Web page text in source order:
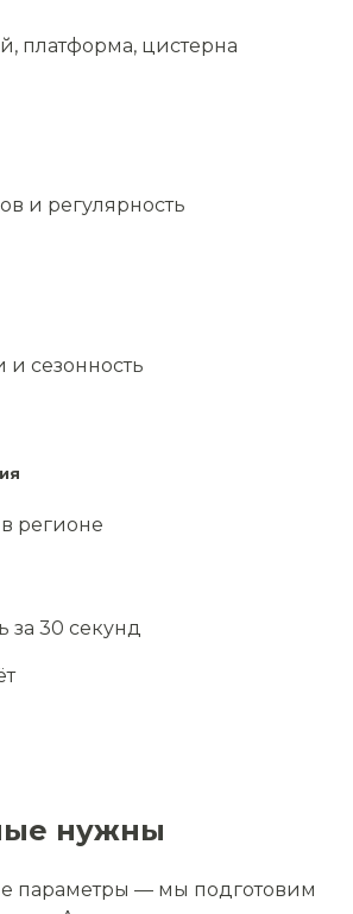
платформа, цистерна
и регулярность
и сезонность
регионе
за 30 секунд
нужны
параметры — мы подготовим